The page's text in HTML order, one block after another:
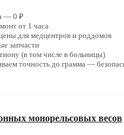
— 0 ₽
от 1 часа
для медцентров и роддомов
запчасти
(в том числе в больницы)
точность до грамма —
монорельсовых весов